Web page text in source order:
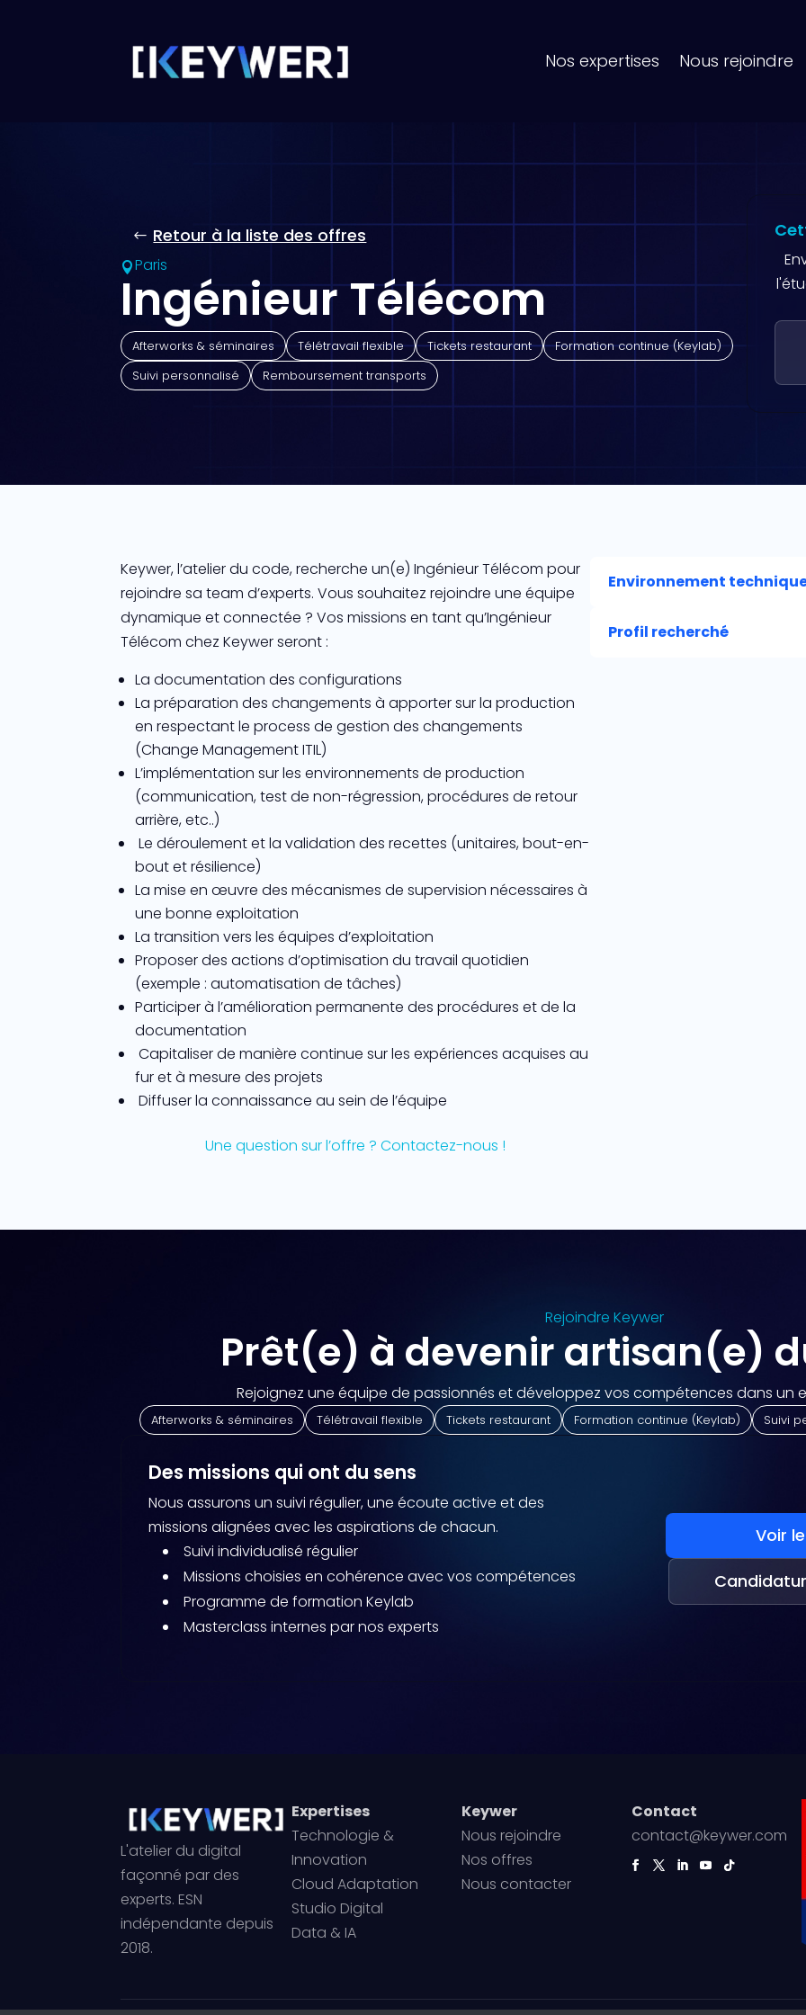
Nos expertises Nous rejoindre
Retour à la liste des offres
Paris
Ingénieur Télécom
Afterworks & séminaires Télétravail flexible Tickets restaurant
Formation continue (Keylab)
Suivi personnalisé
Remboursement transports
Keywer, l’atelier du code, recherche un(e) Ingénieur Télécom pour
rejoindre sa team d’experts. Vous souhaitez rejoindre une équipe
dynamique et connectée ? Vos missions en tant qu’Ingénieur
Télécom chez Keywer seront :
La documentation des configurations
La préparation des changements à apporter sur la production
en respectant le process de gestion des changements
(Change Management ITIL)
L’implémentation sur les environnements de production
(communication, test de non-régression, procédures de retour
arrière, etc..)
Le déroulement et la validation des recettes (unitaires, bout-en-
bout et résilience)
La mise en œuvre des mécanismes de supervision nécessaires à
une bonne exploitation
La transition vers les équipes d’exploitation
Proposer des actions d’optimisation du travail quotidien
(exemple : automatisation de tâches)
Participer à l’amélioration permanente des procédures et de la
documentation
Capitaliser de manière continue sur les expériences acquises au
fur et à mesure des projets
Diffuser la connaissance au sein de l’équipe
Une question sur l’offre ? Contactez-nous !
Environnement
Profil recherché
Rejoindre Keywer
Prêt(e) à devenir artisan(e)
Rejoignez une équipe de passionnés et développez vos compétences dans un
Afterworks & séminaires Télétravail flexible Tickets restaurant Formation continue (Keylab) Suivi
Des missions qui ont du sens
Nous assurons un suivi régulier, une écoute active et des
missions alignées avec les aspirations de chacun.
Suivi individualisé régulier
Missions choisies en cohérence avec vos compétences
Programme de formation Keylab
Masterclass internes par nos experts
Voir
L'atelier du digital
façonné par des
experts. ESN
indépendante depuis
2018.
Expertises
Technologie &
Innovation
Cloud Adaptation
Studio Digital
Data & IA
Keywer
Nous rejoindre
Nos offres
Nous contacter
Contact
contact@keywer.com